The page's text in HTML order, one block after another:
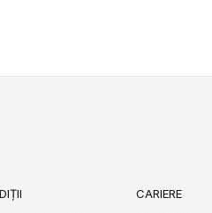
CARIERE